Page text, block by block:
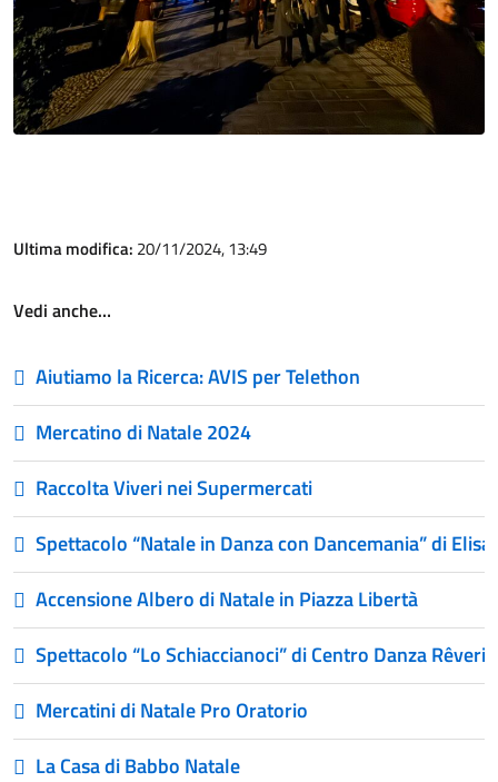
Ultima modifica: 20/11/2024, 13:49
Vedi anche…
Aiutiamo la Ricerca: AVIS per Telethon
Mercatino di Natale 2024
Raccolta Viveri nei Supermercati
Spettacolo “Natale in Danza con Dancemania” di Elisa
Accensione Albero di Natale in Piazza Libertà
Spettacolo “Lo Schiaccianoci” di Centro Danza Rêverie
Mercatini di Natale Pro Oratorio
La Casa di Babbo Natale